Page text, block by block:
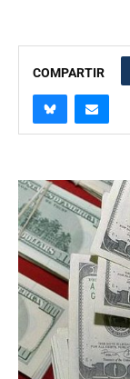
COMPARTIR